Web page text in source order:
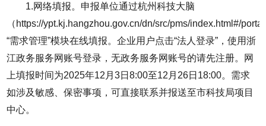
1.网络填报。申报单位通过杭州科技大脑
（https://ypt.kj.hangzhou.gov.cn/dn/src/pms/index.html#/
“需求管理”模块在线填报。企业用户点击“法人登录”，使用浙
江政务服务网账号登录，无政务服务网账号的请先注册。网
上填报时间为2025年12月3日8:00至12月26日18:00。需求
如涉及敏感、保密事项，可直接联系并报送至市科技局项目
中心。